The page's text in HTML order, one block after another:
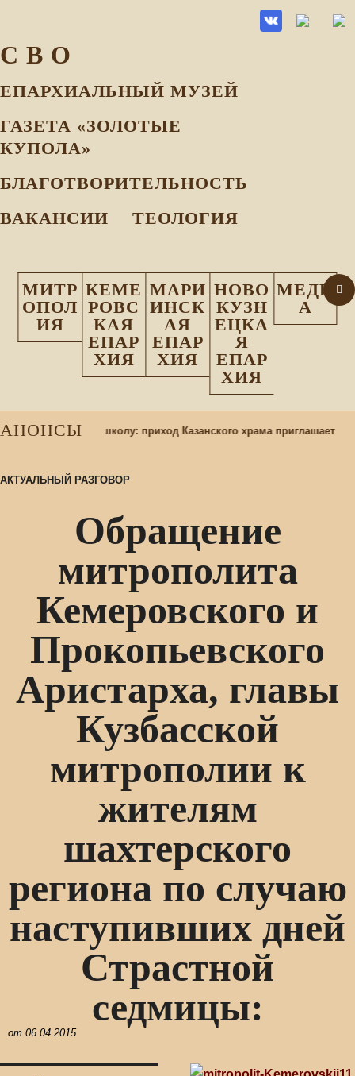
С В О
ЕПАРХИАЛЬНЫЙ МУЗEЙ
ГАЗЕТА «ЗОЛОТЫЕ
КУПОЛА»
БЛАГОТВОРИТЕЛЬНОСТЬ
ВАКАНСИИ
ТЕОЛОГИЯ
МИТР
ОПОЛ
ИЯ
КЕМЕ
РОВС
КАЯ
ЕПАР
ХИЯ
МАРИ
ИНСК
АЯ
ЕПАР
ХИЯ
НОВО
КУЗН
ЕЦКА
Я
ЕПАР
ХИЯ
МЕДИ
А
АНОНСЫ
в воскресную школу: приход Казанского храма приглашает
АКТУАЛЬНЫЙ РАЗГОВОР
Обращение
митрополита
Кемеровского и
Прокопьевского
Аристарха, главы
Кузбасской
митрополии к
жителям
шахтерского
региона по случаю
наступивших дней
Страстной
седмицы:
от 06.04.2015